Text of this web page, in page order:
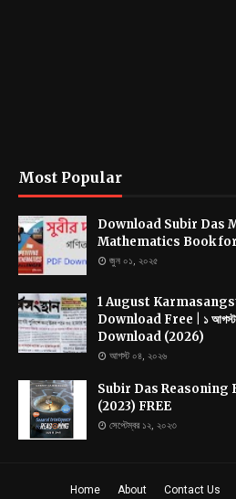
Most Popular
Download Subir Das
Mathematics Book
জুন ০১, ২০২৫
1 August
Download Free | ১ আগস্ট
Download (2026)
আগস্ট ০৪, ২০২৬
Subir Das Reasoning
(2023) FREE
সেপ্টেম্বর ১২, ২০২৩
Home About Contact Us